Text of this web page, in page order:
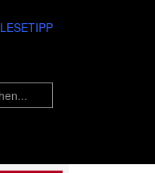
LESETIPP